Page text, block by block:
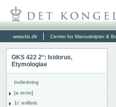
www.kb.dk Center for Manuskripter &
GKS 422 2°: Isidorus,
Etymologiae
Indledning
[a recto]
1r: exlibris